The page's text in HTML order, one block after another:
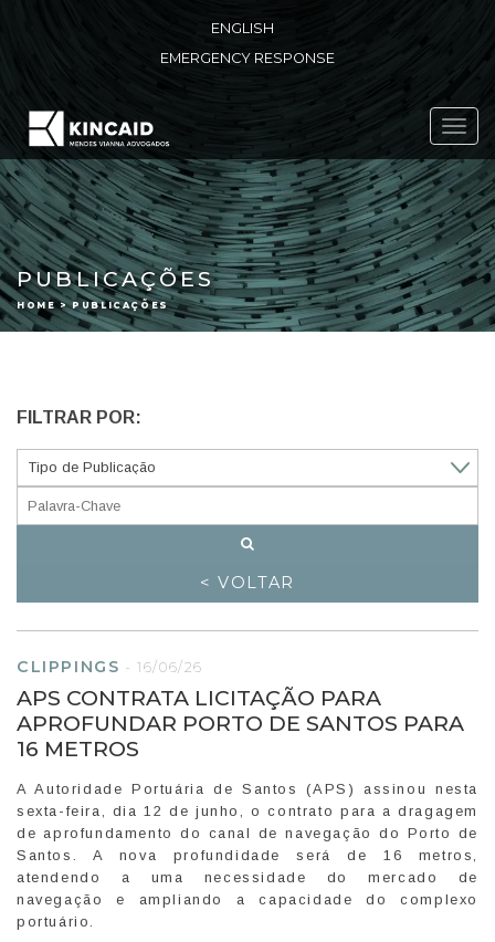
ENGLISH
EMERGENCY RESPONSE
PUBLICAÇÕES
HOME > PUBLICAÇÕES
FILTRAR POR:
< VOLTAR
CLIPPINGS -16/06/26
APS CONTRATA LICITAÇÃO PARA
APROFUNDAR PORTO DE SANTOS PARA
16 METROS
A Autoridade Portuária de Santos (APS) assinou nesta
sexta-feira, dia 12 de junho, o contrato para a dragagem
de aprofundamento do canal de navegação do Porto de
Santos. A nova profundidade será de 16 metros,
atendendo a uma necessidade do mercado de
navegação e ampliando a capacidade do complexo
portuário.